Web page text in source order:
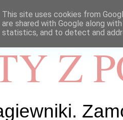
Z
This site uses cookies from
are shared with Google along
statistics, and to detect and